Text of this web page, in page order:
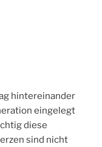
hintereinander
eingelegt
diese
sind nicht